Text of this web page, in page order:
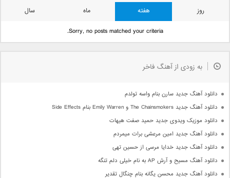
روز هفته ماه
سال
Sorry, no posts matched your criteria.
به زودی از آهنگ فاخر
دانلود آهنگ جدید سارن بنام واسه تولدم
دانلود آهنگ جدید The Chainsmokers و Emily Warren بنام Side Effects
دانلود موزیک ویدوی جدید حمید صفت هیهات
دانلود آهنگ جدید امین مرعشی برات میمردم
دانلود آهنگ جدید خدایا مرسی از حسین تهی
دانلود آهنگ مسیح و آرش AP به نام خیلی دلم تنگه
دانلود آهنگ جدید محسن یگانه بنام چنگال تقدیر